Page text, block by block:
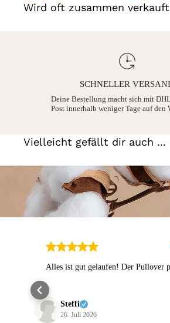
Wird oft zusammen
SCHNELLER
Deine Bestellung macht sich mit
Post innerhalb weniger Tage auf den
Vielleicht gefällt dir auch ...
Alles ist gut gelaufen! Der Pullover
Steffi
26. Juli 2026